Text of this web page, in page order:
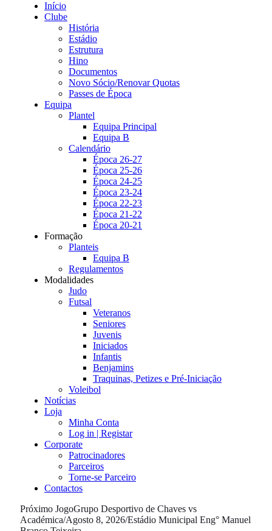
Início
Clube
História
Estádio
Estrutura
Hino
Documentos
Novo Sócio/Renovar Quotas
Passes de Época
Equipa
Plantel
Equipa Principal
Equipa B
Calendário
Época 26-27
Época 25-26
Época 24-25
Época 23-24
Época 22-23
Época 21-22
Época 20-21
Formação
Planteis
Equipa B
Regulamentos
Modalidades
Judo
Futsal
Veteranos
Seniores
Juvenis
Iniciados
Infantis
Benjamins
Traquinas, Petizes e Pré-Iniciação
Voleibol
Notícias
Loja
Minha Conta
Log in | Registar
Corporate
Patrocinadores
Parceiros
Torne-se Parceiro
Contactos
Próximo JogoGrupo Desportivo de Chaves vs
Académica/Agosto 8, 2026/Estádio Municipal Eng° Manuel